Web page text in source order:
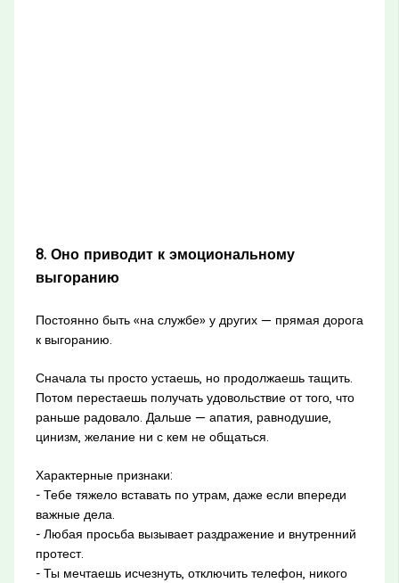
8. Оно приводит к эмоциональному
выгоранию
Постоянно быть «на службе» у других — прямая дорога
к выгоранию.
Сначала ты просто устаешь, но продолжаешь тащить.
Потом перестаешь получать удовольствие от того, что
раньше радовало. Дальше — апатия, равнодушие,
цинизм, желание ни с кем не общаться.
Характерные признаки:
- Тебе тяжело вставать по утрам, даже если впереди
важные дела.
- Любая просьба вызывает раздражение и внутренний
протест.
- Ты мечтаешь исчезнуть, отключить телефон, никого